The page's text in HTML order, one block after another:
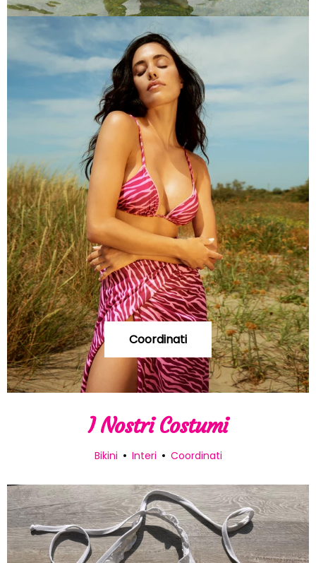
Coordinati
I Nostri Costumi
Bikini Interi Coordinati